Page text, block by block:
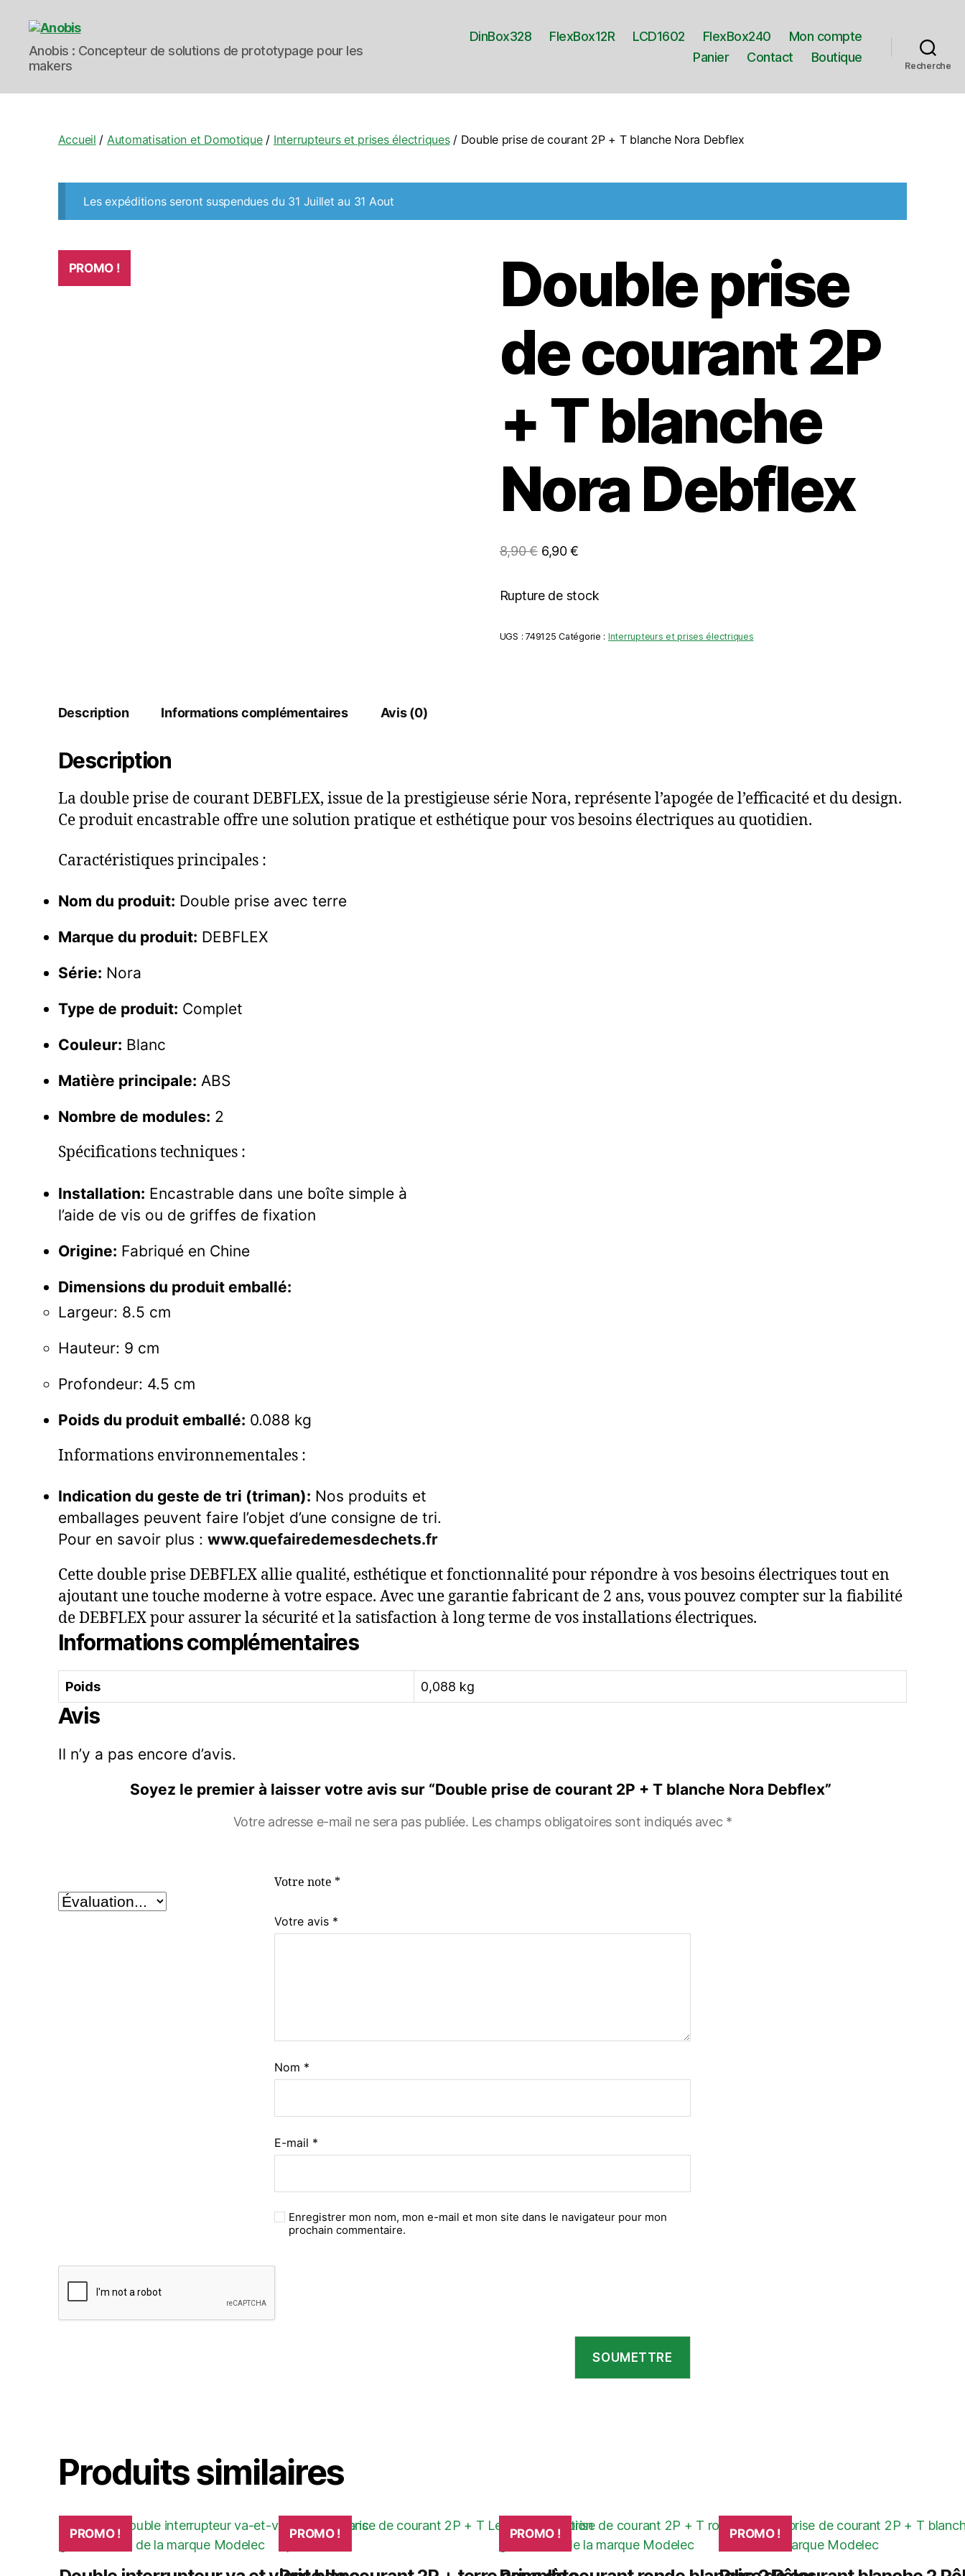
Anobis
Anobis : Concepteur de solutions de prototypage pour les
makers
DinBox328 FlexBox12R LCD1602 FlexBox240
Mon compte
Panier
Contact Boutique
Recherche
Accueil / Automatisation et Domotique/ Interrupteurs et prises électriques/ Double prise de courant 2P + T blanche Nora Debflex
Les expéditions seront suspendues du 31 Juillet au 31 Aout
PROMO !
Double prise
de courant 2P
+ T blanche
Nora Debflex
8,90€ Le
initial
6,90€
actuel
Rupture de stock
UGS :749125 Catégorie : Interrupteurs et prises électriques
Description Informations complémentaires Avis (0)
Description
La double prise de courant DEBFLEX, issue de la prestigieuse série Nora, représente l’apogée de l’efficacité et du design.
Ce produit encastrable offre une solution pratique et esthétique pour vos besoins électriques au quotidien.
Caractéristiques principales :
Nom du produit: Double prise avec terre
Marque du produit: DEBFLEX
Série: Nora
Type de produit: Complet
Couleur: Blanc
Matière principale: ABS
Nombre de modules: 2
Spécifications techniques :
Installation: Encastrable dans une boîte simple à
l’aide de vis ou de griffes de fixation
Origine: Fabriqué en Chine
Dimensions du produit emballé:
Largeur: 8.5 cm
Hauteur: 9 cm
Profondeur: 4.5 cm
Poids du produit emballé: 0.088 kg
Informations environnementales :
Indication du geste de tri (triman): Nos produits et
emballages peuvent faire l’objet d’une consigne de tri.
Pour en savoir plus : www.quefairedemesdechets.fr
Cette double prise DEBFLEX allie qualité, esthétique et fonctionnalité pour répondre à vos besoins électriques tout en
ajoutant une touche moderne à votre espace. Avec une garantie fabricant de 2 ans, vous pouvez compter sur la fiabilité
de DEBFLEX pour assurer la sécurité et la satisfaction à long terme de vos installations électriques.
Informations complémentaires
Poids 0,088 kg
Avis
Il n’y a pas encore d’avis.
Soyez le premier à laisser votre avis sur “Double prise de courant 2P + T blanche Nora Debflex”
Votre adresse e-mail ne sera pas publiée. Les champs obligatoires sont indiqués avec *
Votre note *
Votre avis *
Nom *
E-mail *
Enregistrer mon nom, mon e-mail et mon site dans le navigateur pour mon
prochain commentaire.
Produits similaires
PROMO ! PROMO ! PROMO ! PROMO !